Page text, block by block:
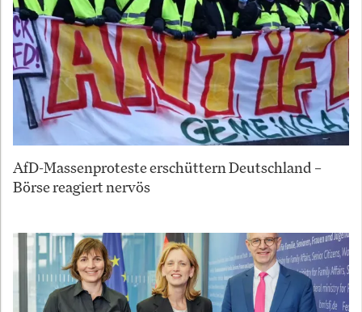
AfD-Massenproteste erschüttern Deutschland –
Börse reagiert nervös